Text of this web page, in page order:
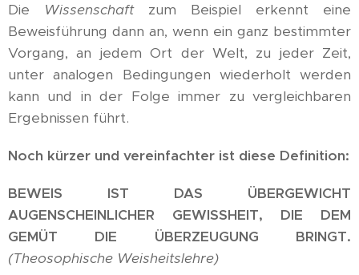
Die Wissenschaft zum Beispiel erkennt eine
Beweisführung dann an, wenn ein ganz bestimmter
Vorgang, an jedem Ort der Welt, zu jeder Zeit,
unter analogen Bedingungen wiederholt werden
kann und in der Folge immer zu vergleichbaren
Ergebnissen führt.
Noch kürzer und vereinfachter ist diese Definition:
BEWEIS IST DAS ÜBERGEWICHT
AUGENSCHEINLICHER GEWISSHEIT, DIE DEM
GEMÜT DIE ÜBERZEUGUNG BRINGT.
(Theosophische Weisheitslehre)